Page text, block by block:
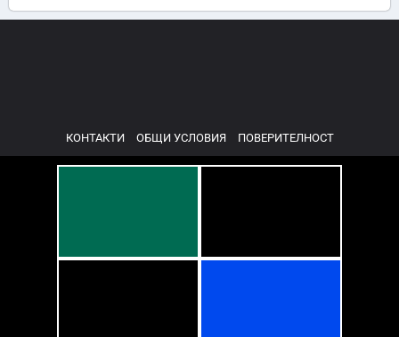
КОНТАКТИ ОБЩИ УСЛОВИЯ ПОВЕРИТЕЛНОСТ